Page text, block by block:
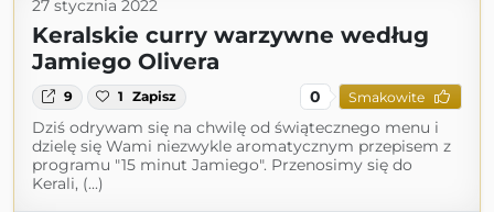
27 stycznia 2022
Keralskie curry warzywne według
Jamiego Olivera
9 1 Zapisz 0 Smakowite
Dziś odrywam się na chwilę od świątecznego menu i
dzielę się Wami niezwykle aromatycznym przepisem z
programu "15 minut Jamiego". Przenosimy się do
Kerali, (...)